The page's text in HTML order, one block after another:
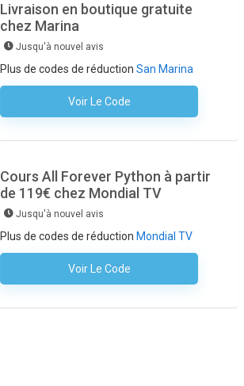
Livraison en boutique gratuite
chez Marina
Jusqu'à nouvel avis
Plus de codes de réduction San Marina
Voir Le Code
Aucun Code N'est Nécessaire
Cours All Forever Python à partir
de 119€ chez Mondial TV
Jusqu'à nouvel avis
Plus de codes de réduction Mondial TV
Voir Le Code
Aucun Code N'est Nécessaire